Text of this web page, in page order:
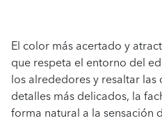
El color más acertado y
que respeta el entorno del
los alrededores y resaltar las
detalles más delicados, la
forma natural a la sensación